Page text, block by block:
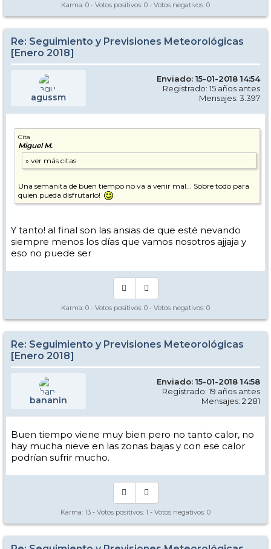
Karma: 0 - Votos positivos: 0 - Votos negativos: 0
Re: Seguimiento y Previsiones Meteorológicas
[Enero 2018]
agussm
Enviado: 15-01-2018 14:54
Registrado: 15 años antes
Mensajes: 3.397
Cita
Miguel M.
Una semanita de buen tiempo no va a venir mal... Sobre todo para
quien pueda disfrutarlo!
Y tanto! al final son las ansias de que esté nevando
siempre menos los días que vamos nosotros ajjaja y
eso no puede ser
Karma: 0 - Votos positivos: 0 - Votos negativos: 0
Re: Seguimiento y Previsiones Meteorológicas
[Enero 2018]
bananin
Enviado: 15-01-2018 14:58
Registrado: 19 años antes
Mensajes: 2.281
Buen tiempo viene muy bien pero no tanto calor, no
hay mucha nieve en las zonas bajas y con ese calor
podrían sufrir mucho.
Karma: 13 - Votos positivos: 1 - Votos negativos: 0